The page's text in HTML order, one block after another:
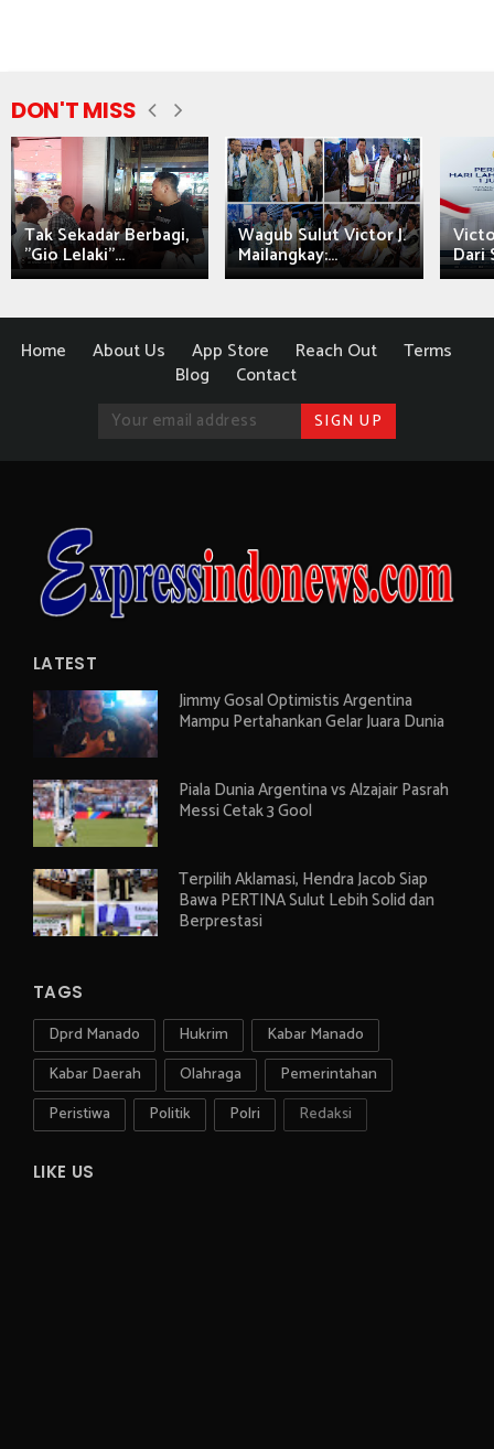
DON'T MISS
Tak Sekadar Berbagi,
"Gio Lelaki"...
Wagub Sulut Victor J.
Mailangkay:... Dari
Home About Us App Store Reach Out
Terms
Blog
Contact
LATEST
Jimmy Gosal Optimistis Argentina
Mampu Pertahankan Gelar Juara Dunia
Piala Dunia Argentina vs Alzajair Pasrah
Messi Cetak 3 Gool
Terpilih Aklamasi, Hendra Jacob Siap
Bawa PERTINA Sulut Lebih Solid dan
Berprestasi
TAGS
Dprd Manado Hukrim
Kabar Manado
Kabar Daerah
Olahraga
Pemerintahan
Peristiwa
Politik Polri Redaksi
LIKE US